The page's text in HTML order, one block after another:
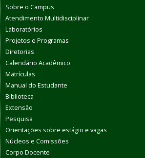
Sobre o Campus
Atendimento Multidisciplinar
Laboratórios
Projetos e Programas
Diretorias
Calendário Acadêmico
Matrículas
Manual do Estudante
Biblioteca
Extensão
Pesquisa
Orientações sobre estágio e vagas
Núcleos e Comissões
Corpo Docente